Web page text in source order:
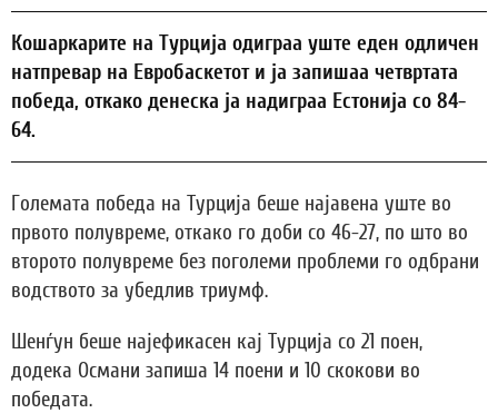
Кошаркарите на Турција одиграа уште еден одличен
натпревар на Евробаскетот и ја запишаа четвртата
победа, откако денеска ја надиграа Естонија со 84-
64.
Големата победа на Турција беше најавена уште во
првото полувреме, откако го доби со 46-27, по што во
второто полувреме без поголеми проблеми го одбрани
водството за убедлив триумф.
Шенѓун беше најефикасен кај Турција со 21 поен,
додека Османи запиша 14 поени и 10 скокови во
победата.